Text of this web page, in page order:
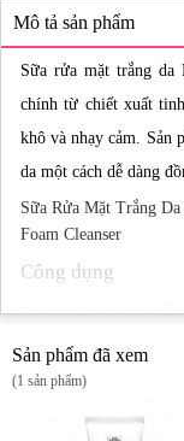
Mô tả sản phẩm
Sữa rửa mặt trắng da
chính từ chiết xuất
khô và nhạy cảm. Sản
da một cách dễ dàng
Sữa Rửa Mặt Trắng
Foam Cleanser
Công dụng
Giúp loại bỏ bụi
Cung cấp dưỡng
Sản phẩm đã xem
(1 sản phẩm)